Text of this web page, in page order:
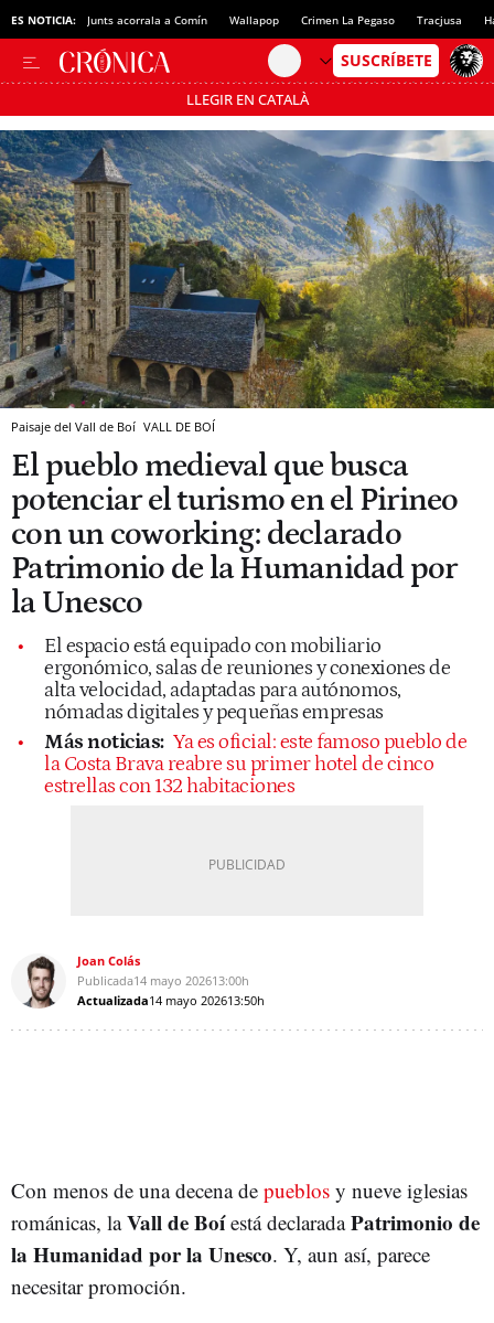
ES NOTICIA: Junts acorrala a Comín Wallapop Crimen La Pegaso Tracjusa
LLEGIR EN CATALÀ
Pásate al MODO AHORRO
Paisaje del Vall de Boí VALL DE BOÍ
El pueblo medieval que busca
potenciar el turismo en el Pirineo
con un coworking: declarado
Patrimonio de la Humanidad por
la Unesco
El espacio está equipado con mobiliario
ergonómico, salas de reuniones y conexiones de
alta velocidad, adaptadas para autónomos,
nómadas digitales y pequeñas empresas
Más noticias: Ya es oficial: este famoso pueblo de
la Costa Brava reabre su primer hotel de cinco
estrellas con 132 habitaciones
Joan Colás
Publicada14 mayo 202613:00h
Actualizada14 mayo 202613:50h
Con menos de una decena de pueblos y nueve iglesias
románicas, laVall de Boíestá declaradaPatrimonio de
la Humanidad por la Unesco. Y, aun así, parece
necesitar promoción.